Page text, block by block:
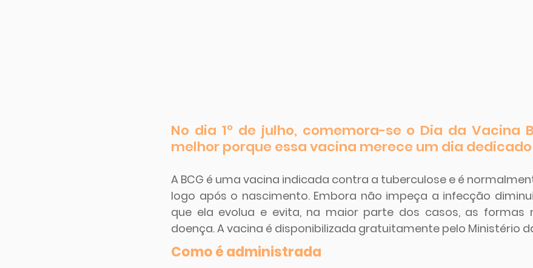
No dia 1º de julho, comemora-se o Dia da Vacina
melhor porque essa vacina merece um dia dedicado
A BCG é uma vacina indicada contra a tuberculose e é
logo após o nascimento. Embora não impeça a infecção
que ela evolua e evita, na maior parte dos casos, as formas
doença. A vacina é disponibilizada gratuitamente pelo Ministério
Como é administrada